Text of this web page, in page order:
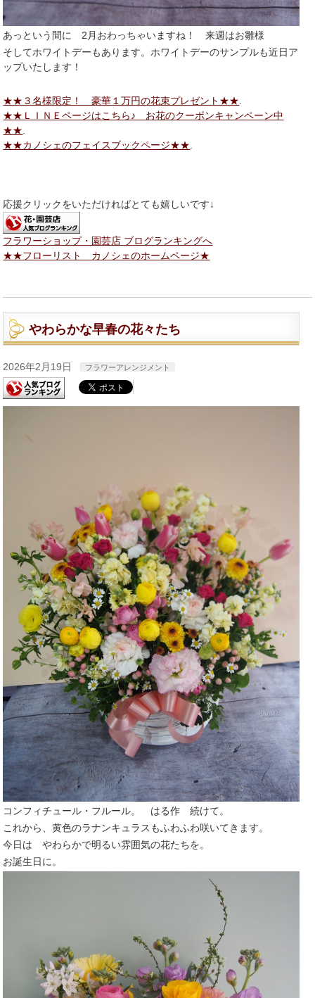
あっという間に 2月おわっちゃいますね！ 来週はお雛様
そしてホワイトデーもあります。ホワイトデーのサンプルも近日ア
ップいたします！
★★３名様限定！ 豪華１万円の花束プレゼント★★.
★★ＬＩＮＥページはこちら♪ お花のクーポンキャンペーン中
★★.
★★カノシェのフェイスブックページ★★.
応援クリックをいただければとても嬉しいです↓
フラワーショップ・園芸店 ブログランキングへ
★★フローリスト カノシェのホームページ★
やわらかな早春の花々たち
2026年2月19日 フラワーアレンジメント
コンフィチュール・フルール。 はる作 続けて。
これから、黄色のラナンキュラスもふわふわ咲いてきます。
今日は やわらかで明るい雰囲気の花たちを。
お誕生日に。